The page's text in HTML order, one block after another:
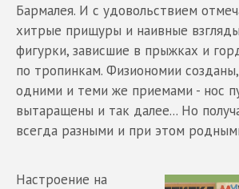
Бармалея. И с удовольствием
хитрые прищуры и наивные
фигурки, зависшие в прыжках и
по тропинкам. Физиономии
одними и теми же приемами - нос
вытаращены и так далее... Но
всегда разными и при этом
Настроение на